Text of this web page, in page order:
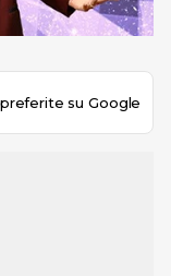
su Google